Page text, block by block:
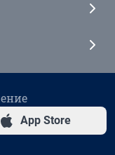
App Store